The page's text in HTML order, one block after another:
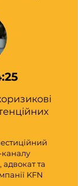
каналу
адвокат та
KFN